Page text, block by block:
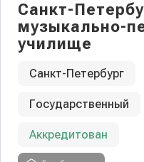
Санкт-
музыкально-
училище
Санкт-Петербург
Государственный
Аккредитован